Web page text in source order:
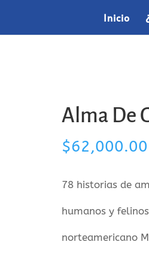
Inicio
Alma De
$62,000.00
78 historias de
humanos y
norteamericano